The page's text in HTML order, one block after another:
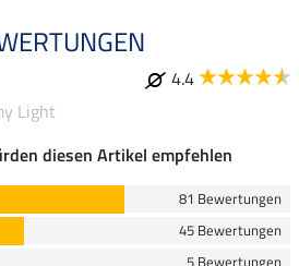
4.4
Light
diesen Artikel empfehlen
81 Bewertungen
45 Bewertungen